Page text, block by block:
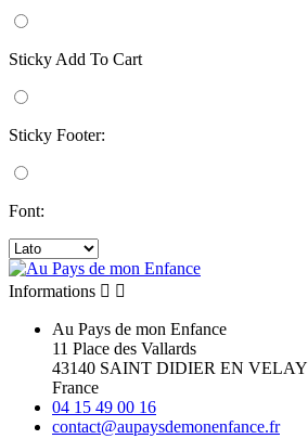
Sticky Add To Cart
Sticky Footer:
Font:
Informations  
Au Pays de mon Enfance
11 Place des Vallards
43140 SAINT DIDIER EN VELAY
France
04 15 49 00 16
contact@aupaysdemonenfance.fr